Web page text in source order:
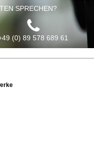
SPRECHEN?
(0) 89 578 689 61